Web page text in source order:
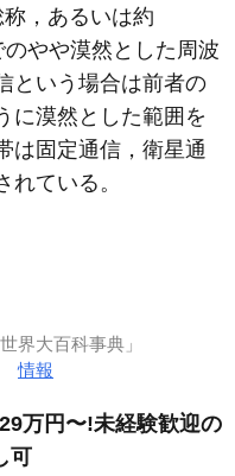
称，あるいは約
やや漠然とした周波
という場合は前者の
に漠然とした範囲を
は固定通信，衛星通
ている。
界大百科事典」
情報
万円〜!未経験歓迎の
可